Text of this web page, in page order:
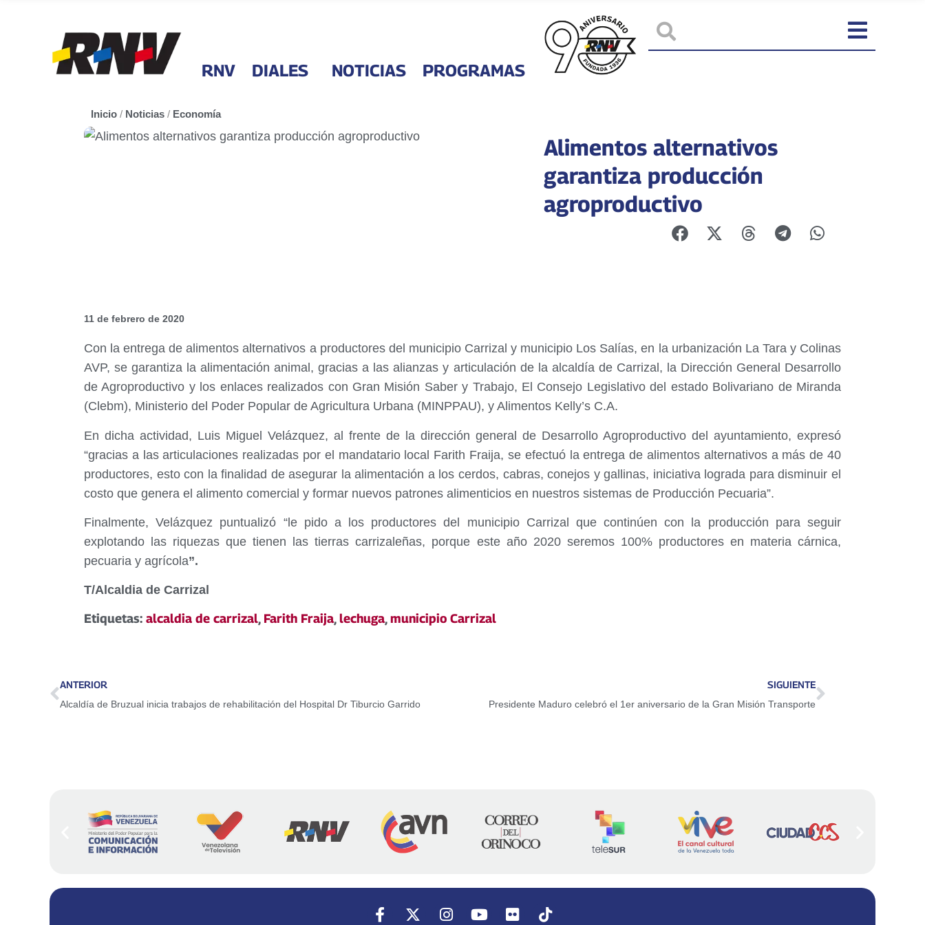
RNV DIALES NOTICIAS PROGRAMAS
Inicio / Noticias / Economía
Alimentos alternativos
garantiza producción
agroproductivo
11 de febrero de 2020
Con la entrega de alimentos alternativos a productores del municipio Carrizal y municipio Los Salías, en la urbanización La Tara y Colinas
AVP, se garantiza la alimentación animal, gracias a las alianzas y articulación de la alcaldía de Carrizal, la Dirección General Desarrollo
de Agroproductivo y los enlaces realizados con Gran Misión Saber y Trabajo, El Consejo Legislativo del estado Bolivariano de Miranda
(Clebm), Ministerio del Poder Popular de Agricultura Urbana (MINPPAU), y Alimentos Kelly’s C.A.
En dicha actividad, Luis Miguel Velázquez, al frente de la dirección general de Desarrollo Agroproductivo del ayuntamiento, expresó
“gracias a las articulaciones realizadas por el mandatario local Farith Fraija, se efectuó la entrega de alimentos alternativos a más de 40
productores, esto con la finalidad de asegurar la alimentación a los cerdos, cabras, conejos y gallinas, iniciativa lograda para disminuir el
costo que genera el alimento comercial y formar nuevos patrones alimenticios en nuestros sistemas de Producción Pecuaria”.
Finalmente, Velázquez puntualizó “le pido a los productores del municipio Carrizal que continúen con la producción para seguir
explotando las riquezas que tienen las tierras carrizaleñas, porque este año 2020 seremos 100% productores en materia cárnica,
pecuaria y agrícola”.
T/Alcaldia de Carrizal
Etiquetas: alcaldia de carrizal, Farith Fraija,lechuga,municipio Carrizal
ANTERIOR
Alcaldía de Bruzual inicia trabajos de rehabilitación del Hospital Dr Tiburcio Garrido
SIGUIENTE
Presidente Maduro celebró el 1er aniversario de la Gran Misión Transporte